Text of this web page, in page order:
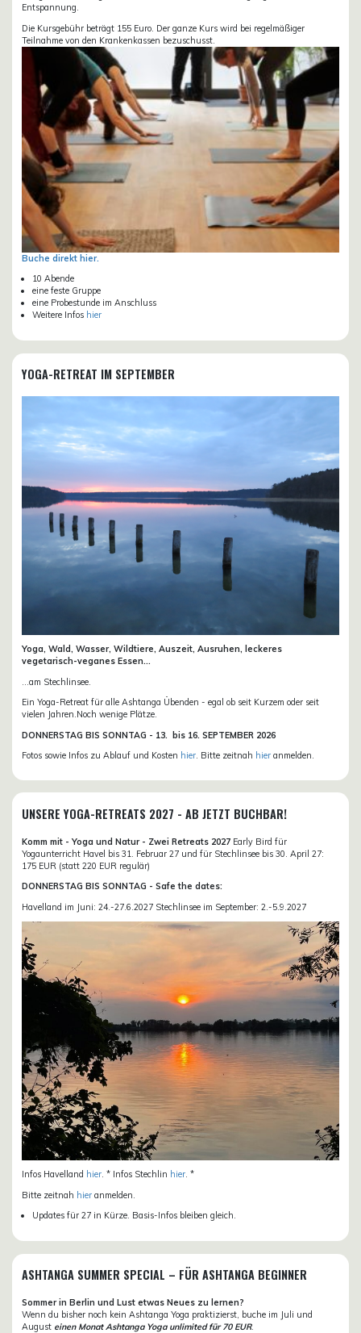
Entspannung.
Die Kursgebühr beträgt 155 Euro. Der ganze Kurs wird bei regelmäßiger
Teilnahme von den Krankenkassen bezuschusst.
Buche direkt hier.
10 Abende
eine feste Gruppe
eine Probestunde im Anschluss
Weitere Infos hier
YOGA-RETREAT IM SEPTEMBER
Yoga, Wald, Wasser, Wildtiere, Auszeit, Ausruhen, leckeres
vegetarisch-veganes Essen...
...am Stechlinsee.
Ein Yoga-Retreat für alle Ashtanga Übenden - egal ob seit Kurzem oder seit
vielen Jahren.Noch wenige Plätze.
DONNERSTAG BIS SONNTAG - 13. bis 16. SEPTEMBER 2026
Fotos sowie Infos zu Ablauf und Kosten hier. Bitte zeitnah hier anmelden.
UNSERE YOGA-RETREATS 2027 - AB JETZT BUCHBAR!
Komm mit - Yoga und Natur - Zwei Retreats 2027 Early Bird für
Yogaunterricht Havel bis 31. Februar 27 und für Stechlinsee bis 30. April 27:
175 EUR (statt 220 EUR regulär)
DONNERSTAG BIS SONNTAG - Safe the dates:
Havelland im Juni: 24.-27.6.2027 Stechlinsee im September: 2.-5.9.2027
Infos Havelland hier. * Infos Stechlin hier. *
Bitte zeitnah hier anmelden.
Updates für 27 in Kürze. Basis-Infos bleiben gleich.
ASHTANGA SUMMER SPECIAL – FÜR ASHTANGA BEGINNER
Sommer in Berlin und Lust etwas Neues zu lernen?
Wenn du bisher noch kein Ashtanga Yoga praktizierst, buche im Juli und
August einen Monat Ashtanga Yoga unlimited für 70 EUR.